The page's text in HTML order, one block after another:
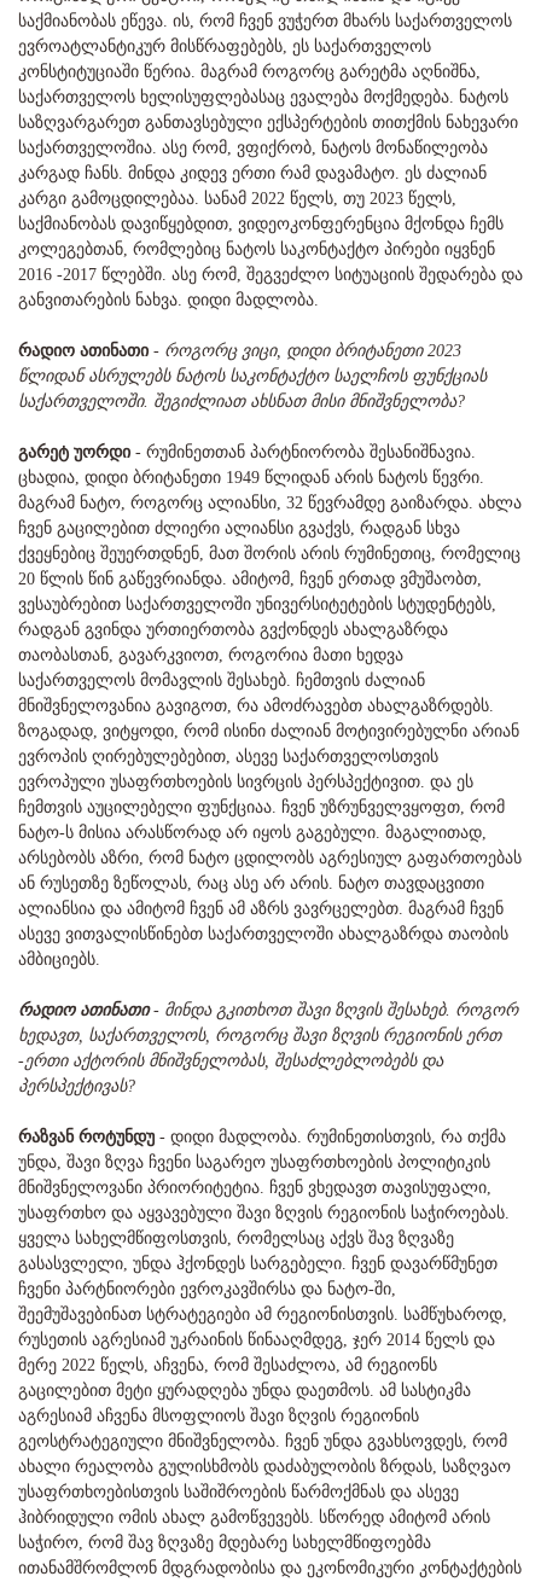
საქმიანობას ეწევა. ის, რომ ჩვენ ვუჭერთ მხარს საქართველოს
ევროატლანტიკურ მისწრაფებებს, ეს საქართველოს
კონსტიტუციაში წერია. მაგრამ როგორც გარეტმა აღნიშნა,
საქართველოს ხელისუფლებასაც ევალება მოქმედება. ნატოს
საზღვარგარეთ განთავსებული ექსპერტების თითქმის ნახევარი
საქართველოშია. ასე რომ, ვფიქრობ, ნატოს მონაწილეობა
კარგად ჩანს. მინდა კიდევ ერთი რამ დავამატო. ეს ძალიან
კარგი გამოცდილებაა. სანამ 2022 წელს, თუ 2023 წელს,
საქმიანობას დავიწყებდით, ვიდეოკონფერენცია მქონდა ჩემს
კოლეგებთან, რომლებიც ნატოს საკონტაქტო პირები იყვნენ
2016 -2017 წლებში. ასე რომ, შეგვეძლო სიტუაციის შედარება და
განვითარების ნახვა. დიდი მადლობა.
რადიო ათინათი - როგორც ვიცი, დიდი ბრიტანეთი 2023
წლიდან ასრულებს ნატოს საკონტაქტო საელჩოს ფუნქციას
საქართველოში. შეგიძლიათ ახსნათ მისი მნიშვნელობა?
გარეტ უორდი - რუმინეთთან პარტნიორობა შესანიშნავია.
ცხადია, დიდი ბრიტანეთი 1949 წლიდან არის ნატოს წევრი.
მაგრამ ნატო, როგორც ალიანსი, 32 წევრამდე გაიზარდა. ახლა
ჩვენ გაცილებით ძლიერი ალიანსი გვაქვს, რადგან სხვა
ქვეყნებიც შეუერთდნენ, მათ შორის არის რუმინეთიც, რომელიც
20 წლის წინ გაწევრიანდა. ამიტომ, ჩვენ ერთად ვმუშაობთ,
ვესაუბრებით საქართველოში უნივერსიტეტების სტუდენტებს,
რადგან გვინდა ურთიერთობა გვქონდეს ახალგაზრდა
თაობასთან, გავარკვიოთ, როგორია მათი ხედვა
საქართველოს მომავლის შესახებ. ჩემთვის ძალიან
მნიშვნელოვანია გავიგოთ, რა ამოძრავებთ ახალგაზრდებს.
ზოგადად, ვიტყოდი, რომ ისინი ძალიან მოტივირებულნი არიან
ევროპის ღირებულებებით, ასევე საქართველოსთვის
ევროპული უსაფრთხოების სივრცის პერსპექტივით. და ეს
ჩემთვის აუცილებელი ფუნქციაა. ჩვენ უზრუნველვყოფთ, რომ
ნატო-ს მისია არასწორად არ იყოს გაგებული. მაგალითად,
არსებობს აზრი, რომ ნატო ცდილობს აგრესიულ გაფართოებას
ან რუსეთზე ზეწოლას, რაც ასე არ არის. ნატო თავდაცვითი
ალიანსია და ამიტომ ჩვენ ამ აზრს ვავრცელებთ. მაგრამ ჩვენ
ასევე ვითვალისწინებთ საქართველოში ახალგაზრდა თაობის
ამბიციებს.
რადიო ათინათი- მინდა გკითხოთ შავი ზღვის შესახებ. როგორ
ხედავთ, საქართველოს, როგორც შავი ზღვის რეგიონის ერთ
-ერთი აქტორის მნიშვნელობას, შესაძლებლობებს და
პერსპექტივას?
რაზვან როტუნდუ - დიდი მადლობა. რუმინეთისთვის, რა თქმა
უნდა, შავი ზღვა ჩვენი საგარეო უსაფრთხოების პოლიტიკის
მნიშვნელოვანი პრიორიტეტია. ჩვენ ვხედავთ თავისუფალი,
უსაფრთხო და აყვავებული შავი ზღვის რეგიონის საჭიროებას.
ყველა სახელმწიფოსთვის, რომელსაც აქვს შავ ზღვაზე
გასასვლელი, უნდა ჰქონდეს სარგებელი. ჩვენ დავარწმუნეთ
ჩვენი პარტნიორები ევროკავშირსა და ნატო-ში,
შეემუშავებინათ სტრატეგიები ამ რეგიონისთვის. სამწუხაროდ,
რუსეთის აგრესიამ უკრაინის წინააღმდეგ, ჯერ 2014 წელს და
მერე 2022 წელს, აჩვენა, რომ შესაძლოა, ამ რეგიონს
გაცილებით მეტი ყურადღება უნდა დაეთმოს. ამ სასტიკმა
აგრესიამ აჩვენა მსოფლიოს შავი ზღვის რეგიონის
გეოსტრატეგიული მნიშვნელობა. ჩვენ უნდა გვახსოვდეს, რომ
ახალი რეალობა გულისხმობს დაძაბულობის ზრდას, საზღვაო
უსაფრთხოებისთვის საშიშროების წარმოქმნას და ასევე
ჰიბრიდული ომის ახალ გამოწვევებს. სწორედ ამიტომ არის
საჭირო, რომ შავ ზღვაზე მდებარე სახელმწიფოებმა
ითანამშრომლონ მდგრადობისა და ეკონომიკური კონტაქტების